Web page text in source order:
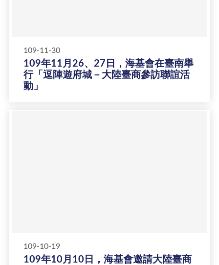
109-11-30
109年11月26、27日，海基會在臺南舉
行「逗陣遊府城－大陸臺商參訪聯誼活
動」
109-10-19
109年10月10日，海基會邀請大陸臺商